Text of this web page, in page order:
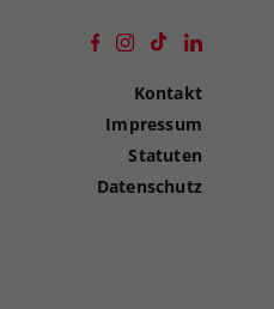
Kontakt
Impressum
Statuten
Datenschutz